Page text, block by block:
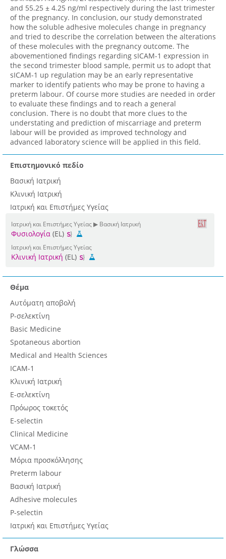
Επιστημονικό πεδίο
Βασική Ιατρική
Κλινική Ιατρική
Ιατρική και Επιστήμες Υγείας
Ιατρική και Επιστήμες Υγείας ▶ Βασική Ιατρική
Φυσιολογία (EL)
Ιατρική και Επιστήμες Υγείας
Κλινική Ιατρική (EL)
Θέμα
Αυτόματη αποβολή
P-σελεκτίνη
Basic Medicine
Spotaneous abortion
Medical and Health Sciences
ICAM-1
Κλινική Ιατρική
Ε-σελεκτίνη
Πρόωρος τοκετός
E-selectin
Clinical Medicine
VCAM-1
Μόρια προσκόλλησης
Preterm labour
Βασική Ιατρική
Adhesive molecules
P-selectin
Ιατρική και Επιστήμες Υγείας
Γλώσσα